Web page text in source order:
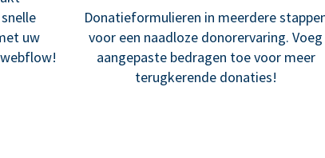
uw
Donatieformulieren in meerdere
voor een naadloze donorervaring. Voeg
aangepaste bedragen toe voor meer
terugkerende donaties!